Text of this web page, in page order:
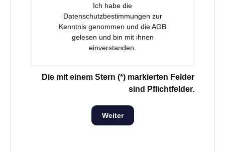
Ich habe die
Datenschutzbestimmungen zur
Kenntnis genommen und dieAGB
gelesen und bin mit ihnen
einverstanden.
Die mit einem Stern (*) markierten Felder
sind Pflichtfelder.
Weiter